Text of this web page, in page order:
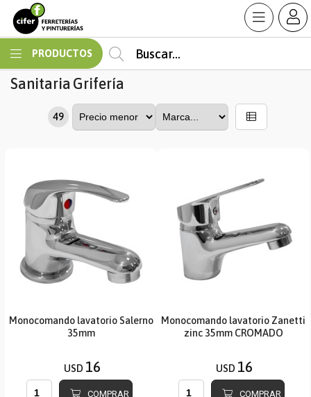
PRODUCTOS
Sanitaria Grifería
49
Monocomando lavatorio Salerno
35mm
USD 16
COMPRAR
Monocomando lavatorio Zanetti
zinc 35mm CROMADO
USD 16
COMPRAR